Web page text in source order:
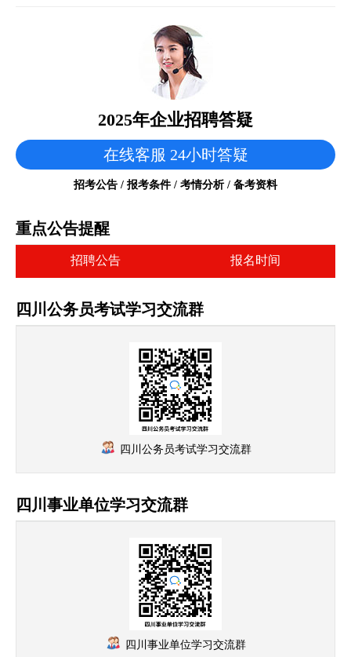
2025年企业招聘答疑
在线客服 24小时答疑
招考公告 / 报考条件 / 考情分析 / 备考资料
重点公告提醒
招聘公告 报名时间
四川公务员考试学习交流群
四川公务员考试学习交流群
四川事业单位学习交流群
四川事业单位学习交流群